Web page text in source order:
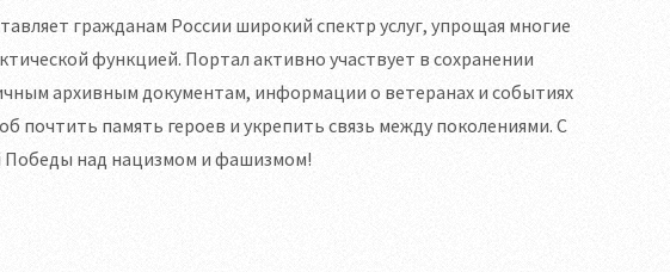
гражданам России широкий спектр услуг, упрощая многие
функцией. Портал активно участвует в сохранении
архивным документам, информации о ветеранах и событиях
почтить память героев и укрепить связь между поколениями. С
Победы над нацизмом и фашизмом!